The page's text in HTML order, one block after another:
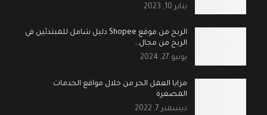
يناير 10, 2023
الربح من موقع Shopee دليل شامل للمبتدئين في
الربح من مجال…
يونيو 27, 2024
مزايا العمل الحر من خلال مواقع الخدمات
المصغرة
ديسمبر 7, 2022